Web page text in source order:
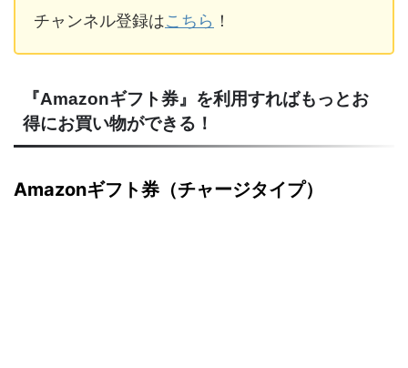
チャンネル登録はこちら ！
『Amazonギフト券』を利用すればもっとお
得にお買い物ができる！
Amazonギフト券（チャージタイプ）